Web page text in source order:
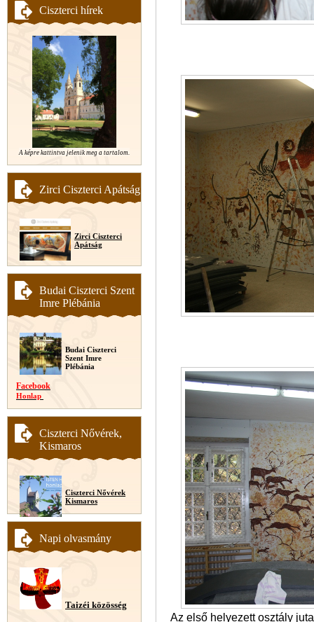
Ciszterci hírek
A képre kattintva jelenik meg a tartalom.
Zirci Ciszterci Apátság
Zirci Ciszterci
Apátság
Budai Ciszterci Szent
Imre Plébánia
Budai Ciszterci
Szent Imre
Plébánia
Facebook
Honlap
Ciszterci Nővérek,
Kismaros
Ciszterci Nővérek
Kismaros
Napi olvasmány
Taizéi közösség
Az első helyezett osztály